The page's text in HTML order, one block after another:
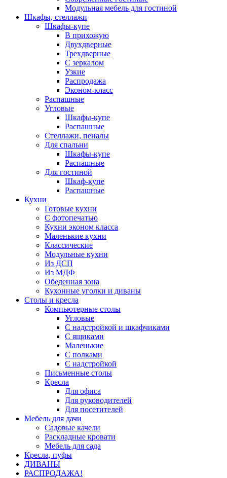
Модульная мебель для гостиной
Шкафы, стеллажи
Шкафы-купе
В прихожую
Двухдверные
Трехдверные
С зеркалом
Узкие
Распродажа
Эконом-класс
Распашные
Угловые
Шкафы-купе
Распашные
Стеллажи, пеналы
Для спальни
Шкафы-купе
Распашные
Для гостиной
Шкаф-купе
Распашные
Кухни
Готовые кухни
С фотопечатью
Кухни эконом класса
Маленькие кухни
Классические
Модульные кухни
Из ДСП
Из МДФ
Обеденная зона
Кухонные уголки и диваны
Столы и кресла
Компьютерные столы
Угловые
С надстройкой и шкафчиками
С ящиками
Маленькие
С полками
С надстройкой
Письменные столы
Кресла
Для офиса
Для руководителей
Для посетителей
Мебель для дачи
Садовые качели
Раскладные кровати
Мебель для сада
Кресла, пуфы
ДИВАНЫ
РАСПРОДАЖА!